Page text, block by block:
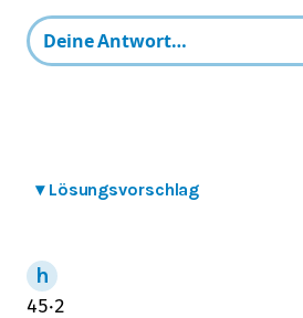
▾ Lösungsvorschlag
45⋅2